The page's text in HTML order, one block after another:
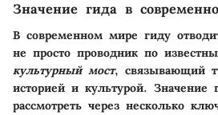
Значение гида в
В современном мире гиду
не просто проводник по
культурный мост, связывающий
историей и культурой. Значение
рассмотреть через несколько